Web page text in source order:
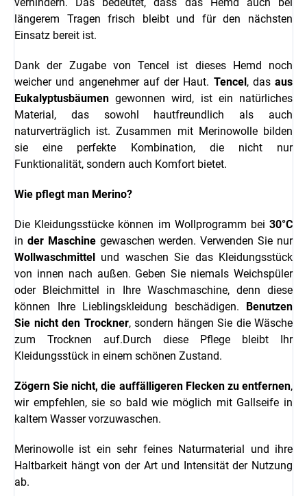
verhindern. Das bedeutet, dass das Hemd auch bei
längerem Tragen frisch bleibt und für den nächsten
Einsatz bereit ist.
Dank der Zugabe von Tencel ist dieses Hemd noch
weicher und angenehmer auf der Haut. Tencel , dasaus
Eukalyptusbäumen gewonnen wird, ist ein natürliches
Material, das sowohl hautfreundlich als auch
naturverträglich ist. Zusammen mit Merinowolle bilden
sie eine perfekte Kombination, die nicht nur
Funktionalität, sondern auch Komfort bietet.
Wie pflegt man Merino?
Die Kleidungsstücke können im Wollprogramm bei 30°C
in der Maschinegewaschen werden. Verwenden Sie nur
Wollwaschmittel
und waschen Sie das Kleidungsstück
von innen nach außen. Geben Sie niemals Weichspüler
oder Bleichmittel in Ihre Waschmaschine, denn diese
können Ihre Lieblingskleidung beschädigen.
Benutzen
Sie nicht den Trockner, sondern hängen Sie die Wäsche
zum Trocknen auf.Durch diese Pflege bleibt Ihr
Kleidungsstück in einem schönen Zustand.
Zögern Sie nicht, die auffälligeren Flecken zu entfernen,
wir empfehlen, sie so bald wie möglich mit Gallseife in
kaltem Wasser vorzuwaschen.
Merinowolle ist ein sehr feines Naturmaterial und ihre
Haltbarkeit hängt von der Art und Intensität der Nutzung
ab.